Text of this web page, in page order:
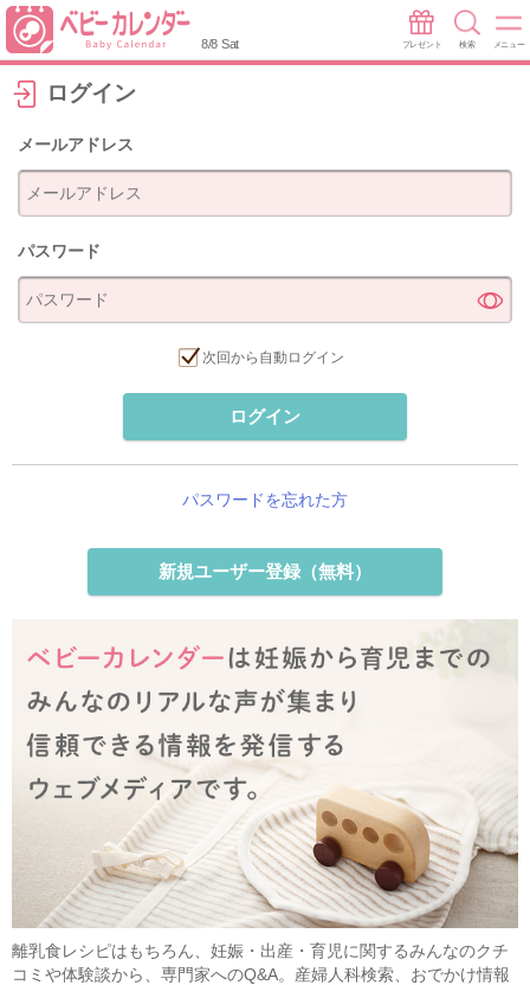
8/8 Sat プレゼント 検索 メニュー
ログイン
メールアドレス
パスワード
次回から自動ログイン
ログイン
パスワードを忘れた方
新規ユーザー登録（無料）
離乳食レシピはもちろん、妊娠・出産・育児に関するみんなのクチ
コミや体験談から、専門家へのQ&A。産婦人科検索、おでかけ情報